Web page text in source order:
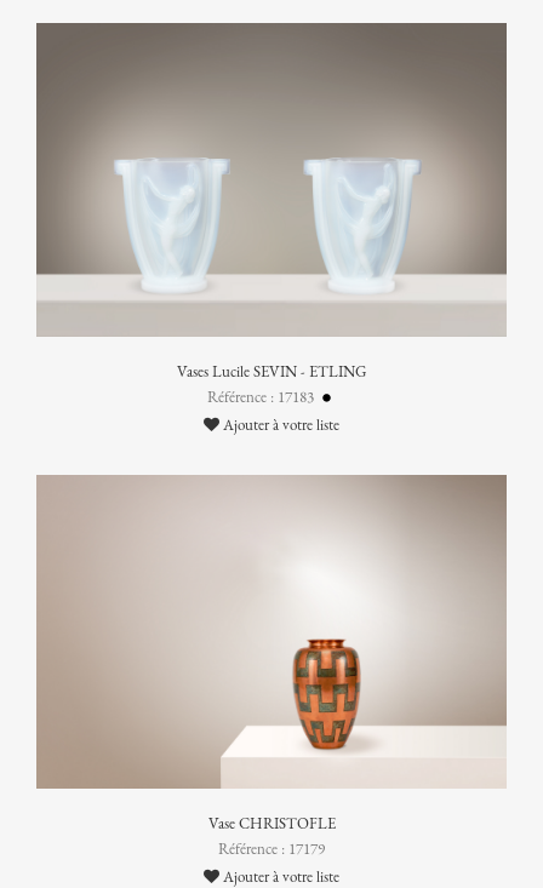
Vases Lucile SEVIN - ETLING
Référence : 17183
Ajouter à votre liste
Vase CHRISTOFLE
Référence : 17179
Ajouter à votre liste